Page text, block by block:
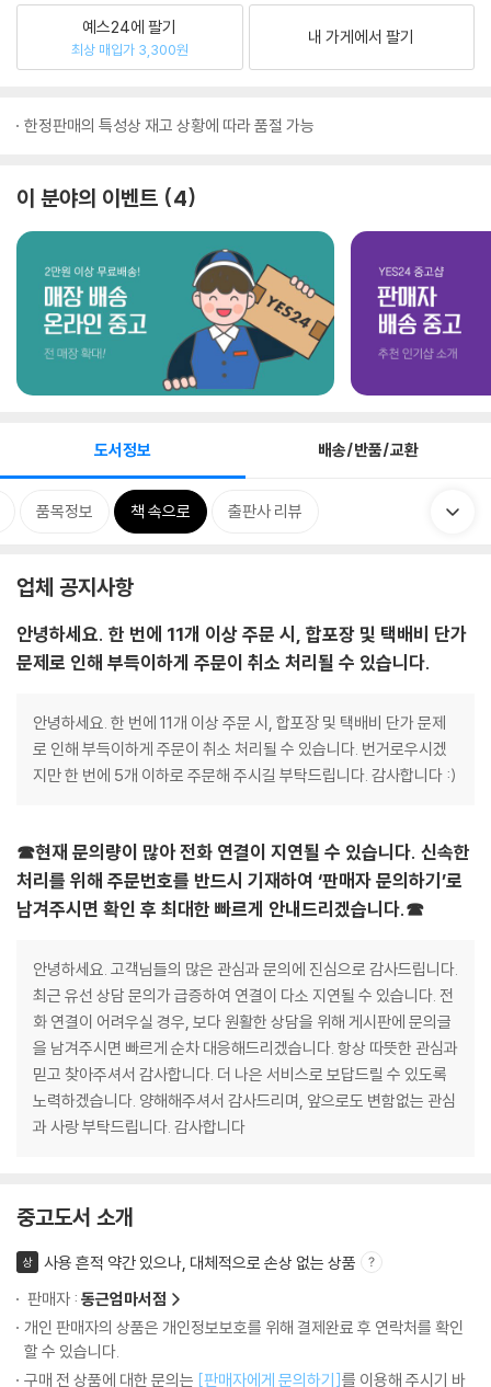
예스24에 팔기
최상 매입가 3,300원
내 가게에서 팔기
한정판매의 특성상 재고 상황에 따라 품절 가능
이 분야의 이벤트 4
도서정보 배송/반품/교환
품목정보 책 속으로 출판사 리뷰
업체 공지사항
안녕하세요. 한 번에 11개 이상 주문 시, 합포장 및 택배비 단가
문제로 인해 부득이하게 주문이 취소 처리될 수 있습니다.
안녕하세요. 한 번에 11개 이상 주문 시, 합포장 및 택배비 단가 문제
로 인해 부득이하게 주문이 취소 처리될 수 있습니다. 번거로우시겠
지만 한 번에 5개 이하로 주문해 주시길 부탁드립니다. 감사합니다 :)
☎현재 문의량이 많아 전화 연결이 지연될 수 있습니다. 신속한
처리를 위해 주문번호를 반드시 기재하여 ‘판매자 문의하기’로
남겨주시면 확인 후 최대한 빠르게 안내드리겠습니다.☎
안녕하세요. 고객님들의 많은 관심과 문의에 진심으로 감사드립니다.
최근 유선 상담 문의가 급증하여 연결이 다소 지연될 수 있습니다. 전
화 연결이 어려우실 경우, 보다 원활한 상담을 위해 게시판에 문의글
을 남겨주시면 빠르게 순차 대응해드리겠습니다. 항상 따뜻한 관심과
믿고 찾아주셔서 감사합니다. 더 나은 서비스로 보답드릴 수 있도록
노력하겠습니다. 양해해주셔서 감사드리며, 앞으로도 변함없는 관심
과 사랑 부탁드립니다. 감사합니다
중고도서 소개
상
사용 흔적 약간 있으나, 대체적으로 손상 없는 상품
판매자 : 동근엄마서점
개인 판매자의 상품은 개인정보보호를 위해 결제완료 후 연락처를 확인
할 수 있습니다.
구매 전 상품에 대한 문의는 [판매자에게 문의하기]를 이용해 주시기 바